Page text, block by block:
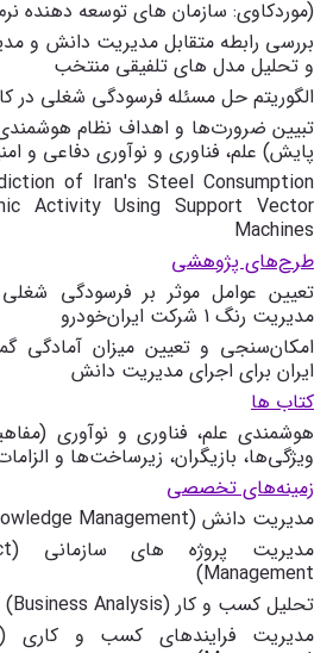
(موردکاوی: سازمان ‌های توسعه ‌دهنده نرم
بررسی رابطه متقابل مدیریت دانش و
و تحلیل مدل ‌های تلفیقی منتخب
الگوریتم حل مسئله فرسودگی شغلی در
تبیین ضرورت‌ها و اهداف نظام
پایش) علم، فناوری و نوآوری دفاعی و
of Iran's Steel Consumption
Activity Using Support Vector
Machines
طرح‌های پژوهشی
تعیین عوامل موثر بر فرسودگی شغلی
مدیریت رنگ 1 شرکت ایران‌خودرو
امکان‌سنجی و تعیین میزان آمادگی
ایران برای اجرای مدیریت دانش
کتاب ها
هوشمندی علم، فناوری و نوآوری
ویژگی‌ها، بازیگران، زیرساخت‌ها و
زمینه‌های تخصصی
مدیریت دانش (Management
مدیریت پروژه های سازمانی (
Management
)
تحلیل کسب و کار (Business Analysis
)
مدیریت فرایندهای کسب و کاری (